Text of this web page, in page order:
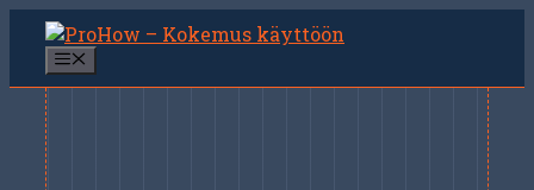
Siirry
sisältöön